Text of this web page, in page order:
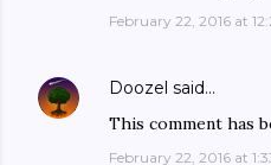
February 22, 2016 at
Doozel said…
This comment has
February 22, 2016 at